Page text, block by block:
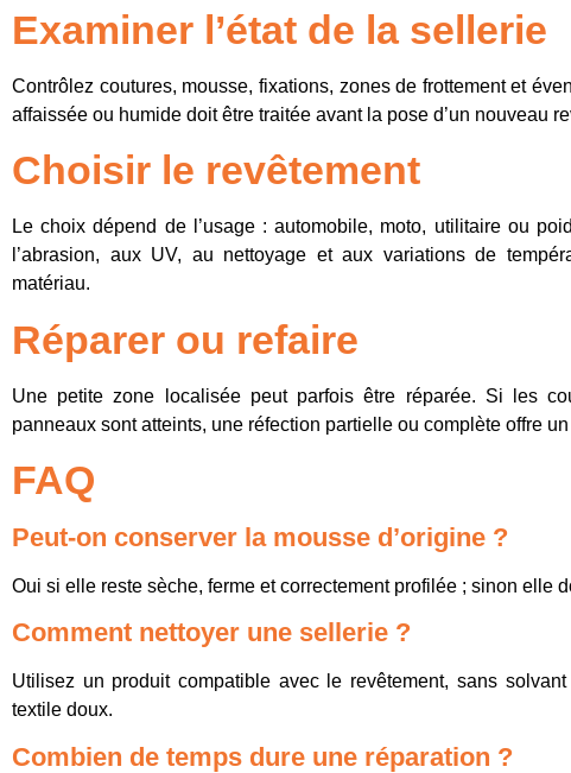
Examiner l’état de la sellerie
Contrôlez coutures, mousse, fixations, zones de frottement et
affaissée ou humide doit être traitée avant la pose d’un nouveau
Choisir le revêtement
Le choix dépend de l’usage : automobile, moto, utilitaire ou
l’abrasion, aux UV, au nettoyage et aux variations de
matériau.
Réparer ou refaire
Une petite zone localisée peut parfois être réparée. Si les
panneaux sont atteints, une réfection partielle ou complète offre
FAQ
Peut-on conserver la mousse d’origine ?
Oui si elle reste sèche, ferme et correctement profilée ; sinon elle
Comment nettoyer une sellerie ?
Utilisez un produit compatible avec le revêtement, sans
textile doux.
Combien de temps dure une réparation ?